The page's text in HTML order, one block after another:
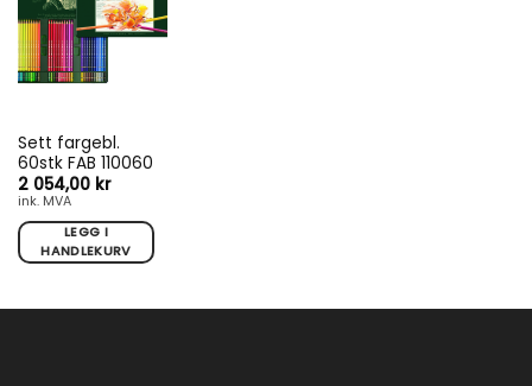
Sett fargebl.
60stk FAB 110060
2 054,00 kr
ink. MVA
LEGG I
HANDLEKURV